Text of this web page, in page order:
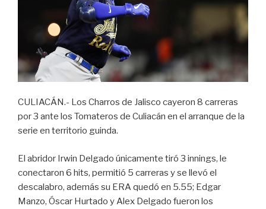
CULIACÁN.- Los Charros de Jalisco cayeron 8 carreras
por 3 ante los Tomateros de Culiacán en el arranque de la
serie en territorio guinda.
El abridor Irwin Delgado únicamente tiró 3 innings, le
conectaron 6 hits, permitió 5 carreras y se llevó el
descalabro, además su ERA quedó en 5.55; Edgar
Manzo, Óscar Hurtado y Alex Delgado fueron los